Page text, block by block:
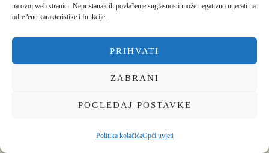
na ovoj web stranici. Nepristanak ili povla?enje suglasnosti može negativno utjecati na
odre?ene karakteristike i funkcije.
PRIHVATI
ZABRANI
POGLEDAJ POSTAVKE
Politika kolačićaOpći uvjeti
BLOG